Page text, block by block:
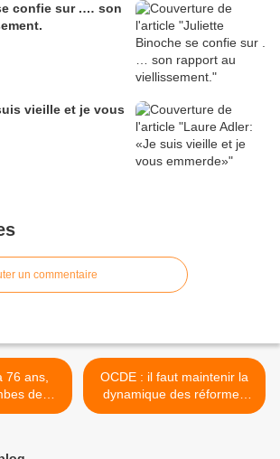
confie sur .… son
vieille et je vous
un commentaire
de
les
OCDE : il faut maintenir la
dynamique des réformes
pour renforcer les systèmes